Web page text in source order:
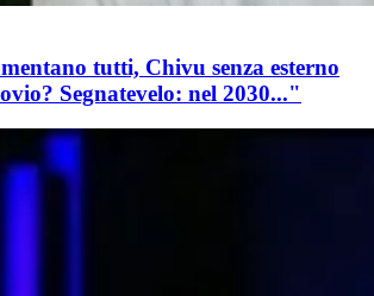
tutti, Chivu senza esterno
Segnatevelo: nel 2030..."